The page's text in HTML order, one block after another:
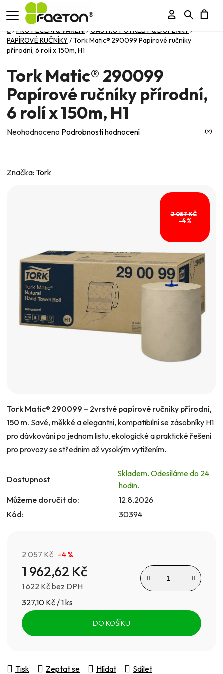
Přihlášení
Hledat
Domů
/PRO PEČENÍ & VAŘENÍ/GASTRO POTŘEBY & DOPLŇKY/
PAPÍROVÉ RUČNÍKY/Tork Matic® 290099 Papírové ručníky
přírodní, 6 rolí x 150m, H1
Tork Matic® 290099 – 2vrstvé papírové ručníky přírodní,
150 m. Savé, měkké a elegantní, kompatibilní se zásobníky H1
pro dávkování po jednom listu, ekologické a praktické řešení
pro provozy se středním až vysokým vytížením.
Dostupnost
Skladem. Odesíláme do 24
hodin.
Můžeme doručit do:
12.8.2026
Kód:
30394
2 057 Kč –4 %
1 962,62 Kč
1 622 Kč bez DPH
Měrná cena:
327,10 Kč / 1 ks
DO KOŠÍKU
Tisk Zeptat se Hlídat Sdílet
Tork Matic® 290099
Papírové ručníky přírodní,
6 rolí x 150m, H1
Průměrné
je
Neohodnoceno Podrobnosti hodnocení
Značka: Tork
2 057 KČ
–4 %